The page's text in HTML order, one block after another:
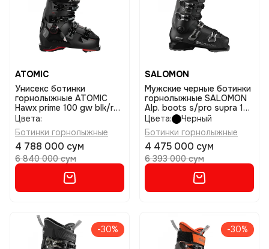
ATOMIC
Унисекс ботинки
горнолыжные ATOMIC
Hawx prime 100 gw blk/red
размер 28/28,5
Цвета:
Ботинки горнолыжные
4 788 000 сум
6 840 000 сум
SALOMON
Мужские черные ботинки
горнолыжные SALOMON
Alp. boots s/pro supra 100
gw bk/dr g m размер
28/28,5
Цвета:
Черный
Ботинки горнолыжные
4 475 000 сум
6 393 000 сум
-30% -30%